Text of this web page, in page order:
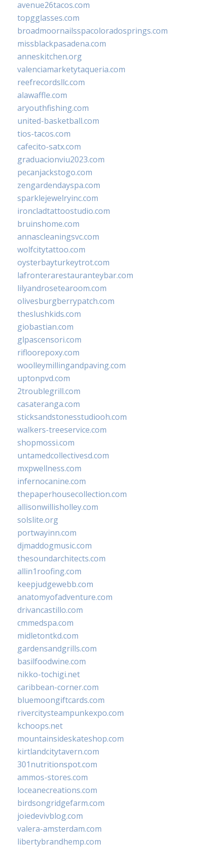
avenue26tacos.com
topgglasses.com
broadmoornailsspacoloradosprings.com
missblackpasadena.com
anneskitchen.org
valenciamarketytaqueria.com
reefrecordsllc.com
alawaffle.com
aryouthfishing.com
united-basketball.com
tios-tacos.com
cafecito-satx.com
graduacionviu2023.com
pecanjackstogo.com
zengardendayspa.com
sparklejewelryinc.com
ironcladtattoostudio.com
bruinshome.com
annascleaningsvc.com
wolfcitytattoo.com
oysterbayturkeytrot.com
lafronterarestauranteybar.com
lilyandrosetearoom.com
olivesburgberrypatch.com
theslushkids.com
giobastian.com
glpascensori.com
rifloorepoxy.com
woolleymillingandpaving.com
uptonpvd.com
2troublegrill.com
casateranga.com
sticksandstonesstudiooh.com
walkers-treeservice.com
shopmossi.com
untamedcollectivesd.com
mxpwellness.com
infernocanine.com
thepaperhousecollection.com
allisonwillisholley.com
solslite.org
portwayinn.com
djmaddogmusic.com
thesoundarchitects.com
allin1roofing.com
keepjudgewebb.com
anatomyofadventure.com
drivancastillo.com
cmmedspa.com
midletontkd.com
gardensandgrills.com
basilfoodwine.com
nikko-tochigi.net
caribbean-corner.com
bluemoongiftcards.com
rivercitysteampunkexpo.com
kchoops.net
mountainsideskateshop.com
kirtlandcitytavern.com
301nutritionspot.com
ammos-stores.com
loceanecreations.com
birdsongridgefarm.com
joiedevivblog.com
valera-amsterdam.com
libertybrandhemp.com